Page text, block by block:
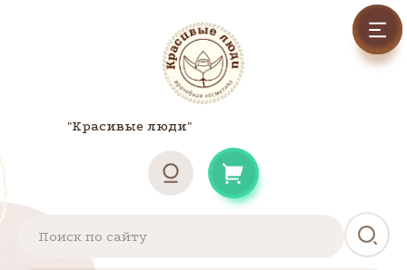
"Красивые люди"